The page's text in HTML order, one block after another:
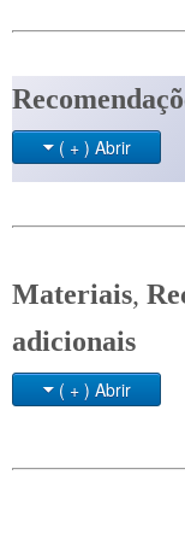
( + ) Abrir
Materiais,
adicionais
( + ) Abrir